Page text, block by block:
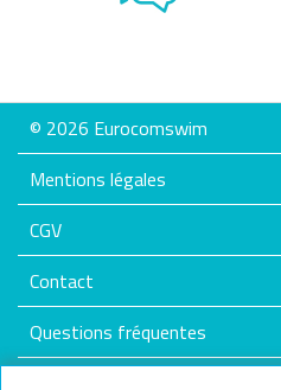
© 2026 Eurocomswim
Mentions légales
CGV
Contact
Questions fréquentes